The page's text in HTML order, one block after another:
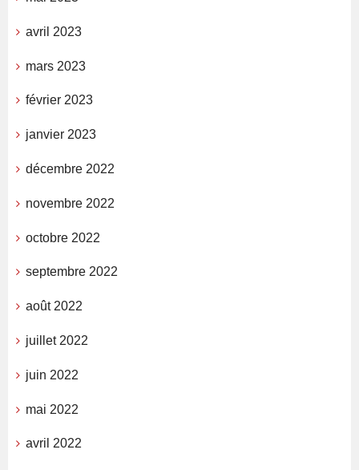
avril 2023
mars 2023
février 2023
janvier 2023
décembre 2022
novembre 2022
octobre 2022
septembre 2022
août 2022
juillet 2022
juin 2022
mai 2022
avril 2022